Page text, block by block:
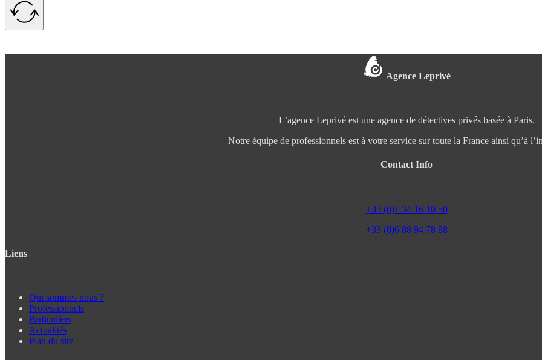
Agence Leprivé
L’agence Leprivé est une agence de détectives privés basée à Paris.
Notre équipe de professionnels est à votre service sur toute la France ainsi qu’à
Contact Info
+33 (0)1 34 16 10 50
+33 (0)6 88 94 78 88
Liens
Qui sommes nous ?
Professionnels
Particuliers
Actualités
Plan du site